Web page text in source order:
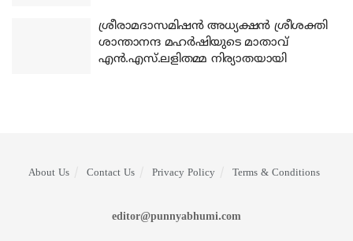
ശ്രീരാമദാസമിഷന്‍ അധ്യക്ഷന്‍ ശ്രീശക്തി
ശാന്താനന്ദ മഹര്‍ഷിയുടെ മാതാവ്
എന്‍.എസ്.ലളിതമ്മ നിര്യാതയായി
About Us Contact Us Privacy Policy Terms & Conditions
editor@punnyabhumi.com